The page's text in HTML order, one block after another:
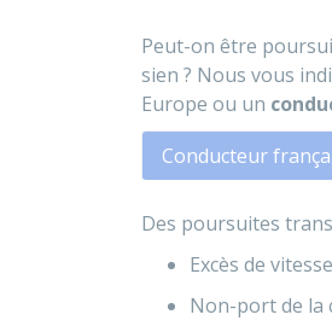
Peut-on être
sien ? Nous vous
Europe ou un
Conducteur
Des poursuites
Excès de vitesse
Non-port de la